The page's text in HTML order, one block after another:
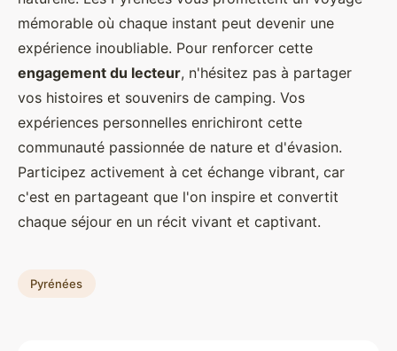
mémorable où chaque instant peut devenir une
expérience inoubliable. Pour renforcer cette
engagement du lecteur, n'hésitez pas à partager
vos histoires et souvenirs de camping. Vos
expériences personnelles enrichiront cette
communauté passionnée de nature et d'évasion.
Participez activement à cet échange vibrant, car
c'est en partageant que l'on inspire et convertit
chaque séjour en un récit vivant et captivant.
Pyrénées